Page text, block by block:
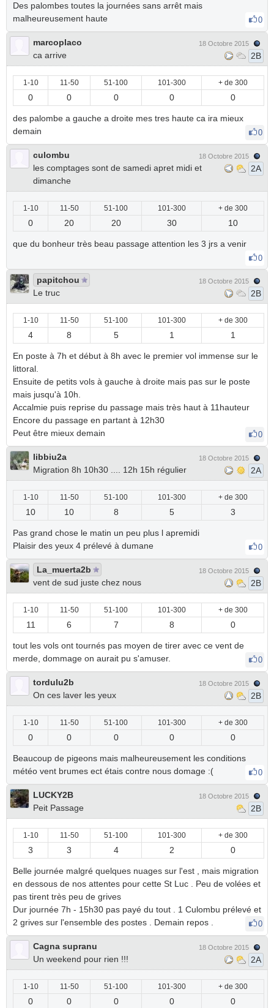
Des palombes toutes la journées sans arrêt mais
malheureusement haute
0
marcoplaco
ca arrive
18 Octobre 2015
2B
1-10 11-50 51-100 101-300 + de 300
0 0 0 0 0
des palombe a gauche a droite mes tres haute ca ira mieux
demain
0
culombu
les comptages sont de samedi apret midi et
dimanche
18 Octobre 2015
2A
1-10 11-50 51-100 101-300 + de 300
0 20 20 30 10
que du bonheur très beau passage attention les 3 jrs a venir
0
papitchou
Le truc
18 Octobre 2015
2B
1-10 11-50 51-100 101-300 + de 300
4 8 5 1 1
En poste à 7h et début à 8h avec le premier vol immense sur le
littoral.
Ensuite de petits vols à gauche à droite mais pas sur le poste
mais jusqu'à 10h.
Accalmie puis reprise du passage mais très haut à 11hauteur
Encore du passage en partant à 12h30
Peut être mieux demain
0
libbiu2a
Migration 8h 10h30 .... 12h 15h régulier
18 Octobre 2015
2A
1-10 11-50 51-100 101-300 + de 300
10 10 8 5 3
Pas grand chose le matin un peu plus l apremidi
Plaisir des yeux 4 prélevé à dumane
0
La_muerta2b
vent de sud juste chez nous
18 Octobre 2015
2B
1-10 11-50 51-100 101-300 + de 300
11 6 7 8 0
tout les vols ont tournés pas moyen de tirer avec ce vent de
merde, dommage on aurait pu s'amuser.
0
tordulu2b
On ces laver les yeux
18 Octobre 2015
2B
1-10 11-50 51-100 101-300 + de 300
0 0 0 0 0
Beaucoup de pigeons mais malheureusement les conditions
météo vent brumes ect étais contre nous domage :(
0
LUCKY2B
Peit Passage
18 Octobre 2015
2B
1-10 11-50 51-100 101-300 + de 300
3 3 4 2 0
Belle journée malgré quelques nuages sur l'est , mais migration
en dessous de nos attentes pour cette St Luc . Peu de volées et
pas tirent très peu de grives
Dur journée 7h - 15h30 pas payé du tout . 1 Culombu prélevé et
2 grives sur l'ensemble des postes . Demain repos .
0
Cagna supranu
Un weekend pour rien !!!
18 Octobre 2015
2A
1-10 11-50 51-100 101-300 + de 300
0 0 0 0 0